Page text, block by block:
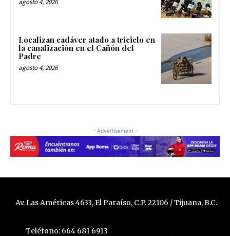
agosto 4, 2026
Localizan cadáver atado a triciclo en
la canalización en el Cañón del
Padre
agosto 4, 2026
- Advertisement -
Av. Las Américas 4633, El Paraíso, C.P. 22106 / Tijuana, B.C.
Teléfono: 664 681 6913